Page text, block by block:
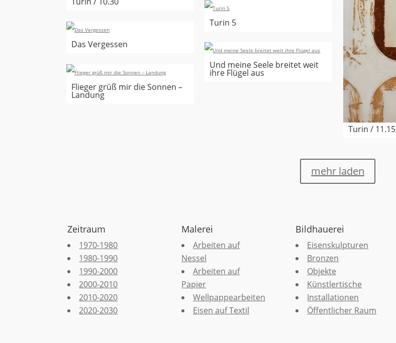
Turin / 11.15
Turin 5
Das Vergessen
Und meine Seele breitet weit
ihre Flügel aus
Flieger grüß mir die Sonnen –
Landung
mehr laden
Zeitraum
1970-1980
1980-1990
1990-2000
2000-2010
2010-2020
2020-2030
Malerei
Arbeiten auf
Nessel
Arbeiten auf
Papier
Wellpappearbeiten
Eisen auf Textil
Bildhauerei
Eisenskulpturen
Bronzen
Objekte
Künstlertische
Installationen
Öffentlicher Raum